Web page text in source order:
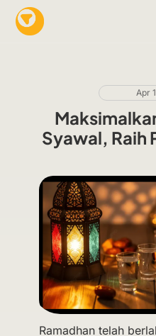
Apr
Syawal, Raih
Ramadhan telah